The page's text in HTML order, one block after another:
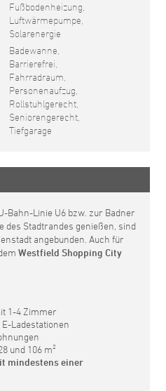
Fußbodenheizung,
Luftwärmepumpe,
Solarenergie
Badewanne,
Barrierefrei,
Fahrradraum,
Personenaufzug,
Rollstuhlgerecht,
Seniorengerecht,
Tiefgarage
Bahn-Linie U6 bzw. zur Badner
des Stadtrandes genießen, sind
angebunden. Auch für
Westfield Shopping City
1-4 Zimmer
Ladestationen
und 106 m²
mindestens einer